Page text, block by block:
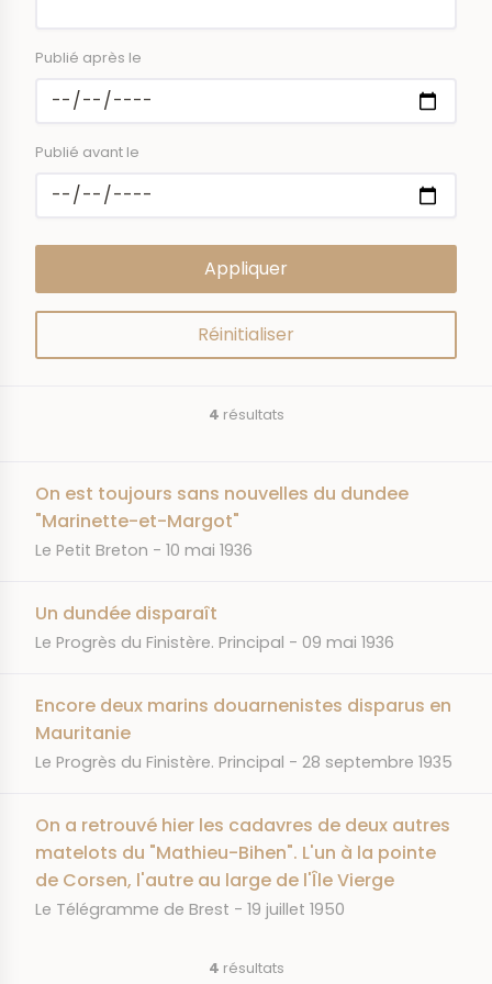
Publié après le
Publié avant le
4 résultats
On est toujours sans nouvelles du dundee
"Marinette-et-Margot"
JOURNAL
Le Petit Breton DATE
10 mai 1936
Un dundée disparaît
JOURNAL
Le Progrès du Finistère. Principal DATE
09 mai 1936
Encore deux marins douarnenistes disparus en
Mauritanie
JOURNAL
Le Progrès du Finistère. Principal DATE
28 septembre 1935
On a retrouvé hier les cadavres de deux autres
matelots du "Mathieu-Bihen". L'un à la pointe
de Corsen, l'autre au large de l'Île Vierge
JOURNAL
Le Télégramme de Brest DATE
19 juillet 1950
4 résultats